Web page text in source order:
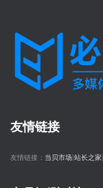
友情链接
友情链接： 当贝市场 站长之家